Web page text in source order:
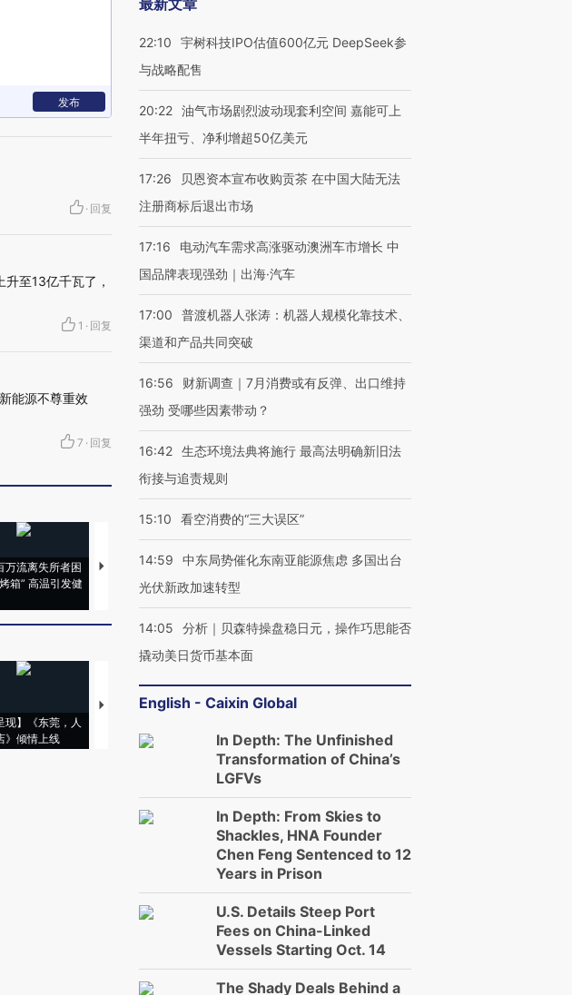
发布
· 回复
至13亿千瓦了，
1 · 回复
能源不尊重效
7 · 回复
万流离失所者困
箱” 高温引发健
视线｜HYROX的吸金
术：是什么让中产们甘
马航飞行员跨国走私7万
视线｜被称为“蟑螂”的印
现】《东莞，人
》倾情上线
【推广】走进第四届链博
有意思的生活方式·第三对
住三大增长引擎是什么？
最新文章
22:10
宇树科技IPO估值600亿元 DeepSeek参
与战略配售
20:22 油气市场剧烈波动现套利空间 嘉能可上
半年扭亏、净利增超50亿美元
17:26
贝恩资本宣布收购贡茶 在中国大陆无法
注册商标后退出市场
17:16
电动汽车需求高涨驱动澳洲车市增长 中
国品牌表现强劲｜出海·汽车
17:00
普渡机器人张涛：机器人规模化靠技术、
渠道和产品共同突破
16:56
财新调查｜7月消费或有反弹、出口维持
强劲 受哪些因素带动？
16:42 生态环境法典将施行 最高法明确新旧法
衔接与追责规则
15:10 看空消费的“三大误区”
14:59
中东局势催化东南亚能源焦虑 多国出台
光伏新政加速转型
14:05
分析｜贝森特操盘稳日元，操作巧思能否
撬动美日货币基本面
English - Caixin Global
In Depth: The Unfinished
Transformation of China’s
LGFVs
In Depth: From Skies to
Shackles, HNA Founder
Chen Feng Sentenced to 12
Years in Prison
U.S. Details Steep Port
Fees on China-Linked
Vessels Starting Oct. 14
The Shady Deals Behind a